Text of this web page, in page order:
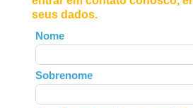
seus dados.
Leave
this
field
blank
Nome
Sobrenome